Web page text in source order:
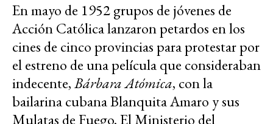
En mayo de 1952 grupos de jóvenes de
Acción Católica lanzaron petardos en los
cines de cinco provincias para protestar por
el estreno de una película que consideraban
indecente,Bárbara Atómica, con la
bailarina cubana Blanquita Amaro y sus
Mulatas de Fuego. El Ministerio del